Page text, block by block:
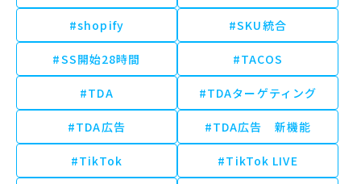
#shopify #SKU統合
#SS開始28時間 #TACOS
#TDA #TDAターゲティング
#TDA広告 #TDA広告 新機能
#TikTok #TikTok LIVE